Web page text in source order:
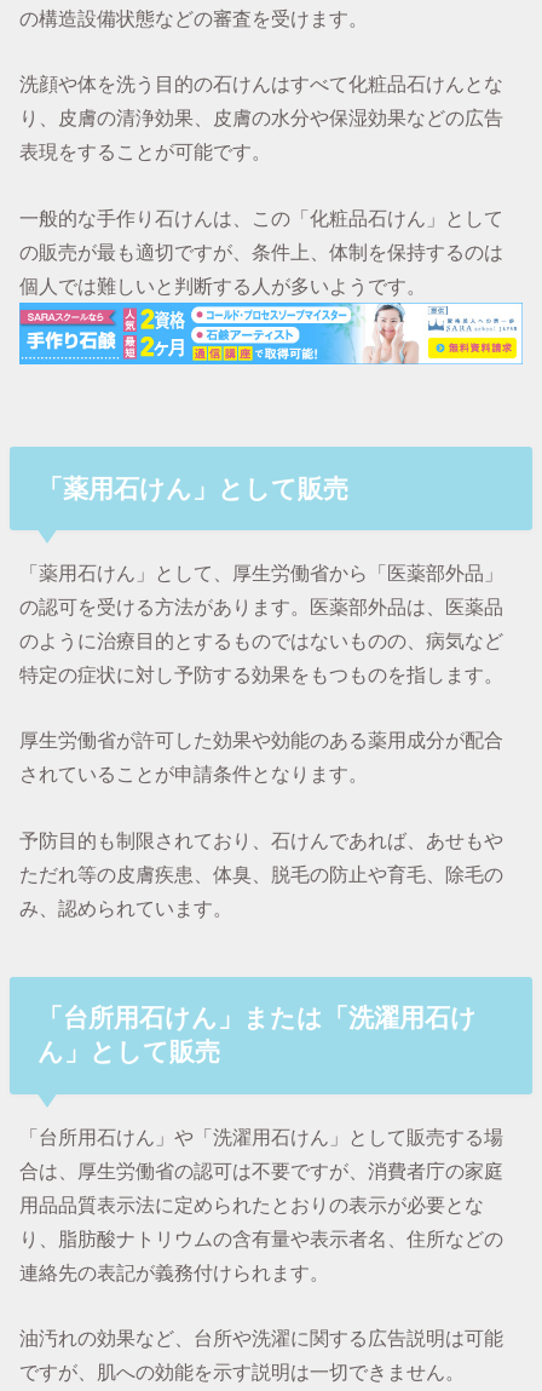
の構造設備状態などの審査を受けます。
洗顔や体を洗う目的の石けんはすべて化粧品石けんとな
り、皮膚の清浄効果、皮膚の水分や保湿効果などの広告
表現をすることが可能です。
一般的な手作り石けんは、この「化粧品石けん」として
の販売が最も適切ですが、条件上、体制を保持するのは
個人では難しいと判断する人が多いようです。
「薬用石けん」として販売
「薬用石けん」として、厚生労働省から「医薬部外品」
の認可を受ける方法があります。医薬部外品は、医薬品
のように治療目的とするものではないものの、病気など
特定の症状に対し予防する効果をもつものを指します。
厚生労働省が許可した効果や効能のある薬用成分が配合
されていることが申請条件となります。
予防目的も制限されており、石けんであれば、あせもや
ただれ等の皮膚疾患、体臭、脱毛の防止や育毛、除毛の
み、認められています。
「台所用石けん」または「洗濯用石け
ん」として販売
「台所用石けん」や「洗濯用石けん」として販売する場
合は、厚生労働省の認可は不要ですが、消費者庁の家庭
用品品質表示法に定められたとおりの表示が必要とな
り、脂肪酸ナトリウムの含有量や表示者名、住所などの
連絡先の表記が義務付けられます。
油汚れの効果など、台所や洗濯に関する広告説明は可能
ですが、肌への効能を示す説明は一切できません。